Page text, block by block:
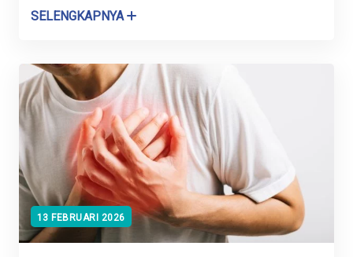
SELENGKAPNYA
13 FEBRUARI 2026